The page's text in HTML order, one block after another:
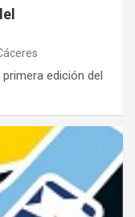
edición del